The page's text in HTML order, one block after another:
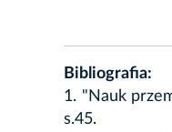
Bibliografia:
1. "Nauk
s.45.